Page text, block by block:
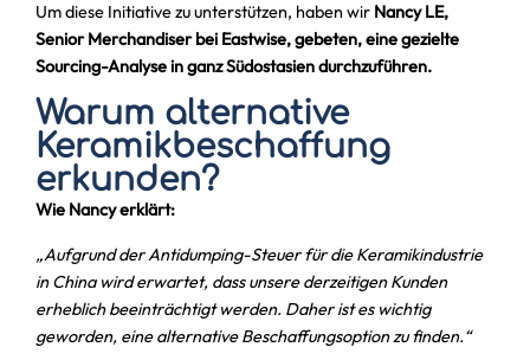
Um diese Initiative zu unterstützen, haben wir Nancy LE,
Senior Merchandiser bei Eastwise, gebeten, eine gezielte
Sourcing-Analyse in ganz Südostasien durchzuführen.
Warum alternative
Keramikbeschaffung
erkunden?
Wie Nancy erklärt:
„Aufgrund der Antidumping-Steuer für die Keramikindustrie
in China wird erwartet, dass unsere derzeitigen Kunden
erheblich beeinträchtigt werden. Daher ist es wichtig
geworden, eine alternative Beschaffungsoption zu finden.“